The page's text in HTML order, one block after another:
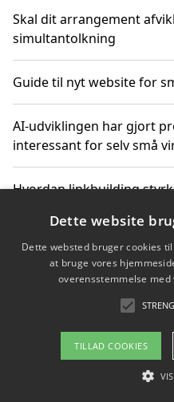
Skal dit arrangement
simultantolkning
Guide til nyt website for
AI-udviklingen har gjort
interessant for selv små
Hvordan linkbuilding
Sådan har udviklingen
ændret sig
Copyright
Om / kontakt
Dette website
Dette websted bruger cookies
at bruge vores
overensstemmelse
TILLAD COOKIES